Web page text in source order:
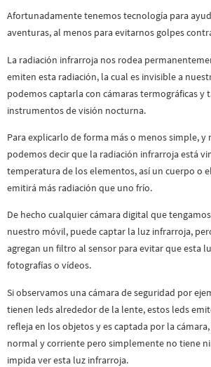
Afortunadamente tenemos tecnología para
aventuras, al menos para evitarnos golpes
La radiación infrarroja nos rodea
emiten esta radiación, la cual es invisible a
podemos captarla con cámaras termográficas y
instrumentos de visión nocturna.
Para explicarlo de forma más o menos simple,
podemos decir que la radiación infrarroja está
temperatura de los elementos, así un cuerpo o
emitirá más radiación que uno frío.
De hecho cualquier cámara digital que
nuestro móvil, puede captar la luz infrarroja,
agregan un filtro al sensor para evitar que esta
fotografías o vídeos.
Si observamos una cámara de seguridad por
tienen leds alrededor de la lente, estos leds
refleja en los objetos y es captada por la
normal y corriente pero simplemente no tiene
impida ver esta luz infrarroja.